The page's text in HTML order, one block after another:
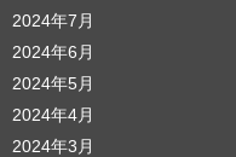
2024年7月
2024年6月
2024年5月
2024年4月
2024年3月